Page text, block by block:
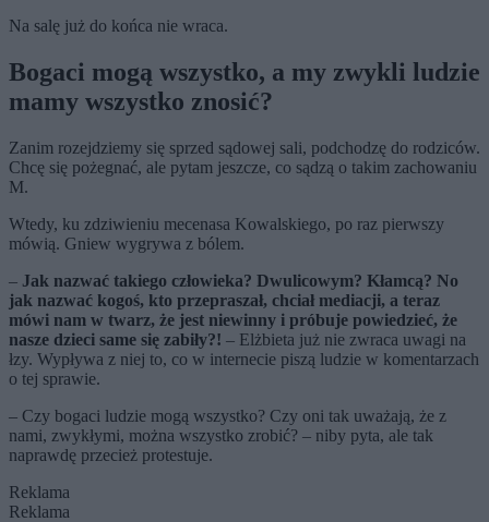
Na salę już do końca nie wraca.
Bogaci mogą wszystko, a my zwykli ludzie
mamy wszystko znosić?
Zanim rozejdziemy się sprzed sądowej sali, podchodzę do rodziców.
Chcę się pożegnać, ale pytam jeszcze, co sądzą o takim zachowaniu
M.
Wtedy, ku zdziwieniu mecenasa Kowalskiego, po raz pierwszy
mówią. Gniew wygrywa z bólem.
– Jak nazwać takiego człowieka? Dwulicowym? Kłamcą? No
jak nazwać kogoś, kto przepraszał, chciał mediacji, a teraz
mówi nam w twarz, że jest niewinny i próbuje powiedzieć, że
nasze dzieci same się zabiły?! – Elżbieta już nie zwraca uwagi na
łzy. Wypływa z niej to, co w internecie piszą ludzie w komentarzach
o tej sprawie.
– Czy bogaci ludzie mogą wszystko? Czy oni tak uważają, że z
nami, zwykłymi, można wszystko zrobić? – niby pyta, ale tak
naprawdę przecież protestuje.
Reklama
Reklama